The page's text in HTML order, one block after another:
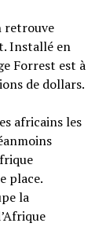
retrouve
Installé en
Forrest est à
de dollars.
africains les
place.
la